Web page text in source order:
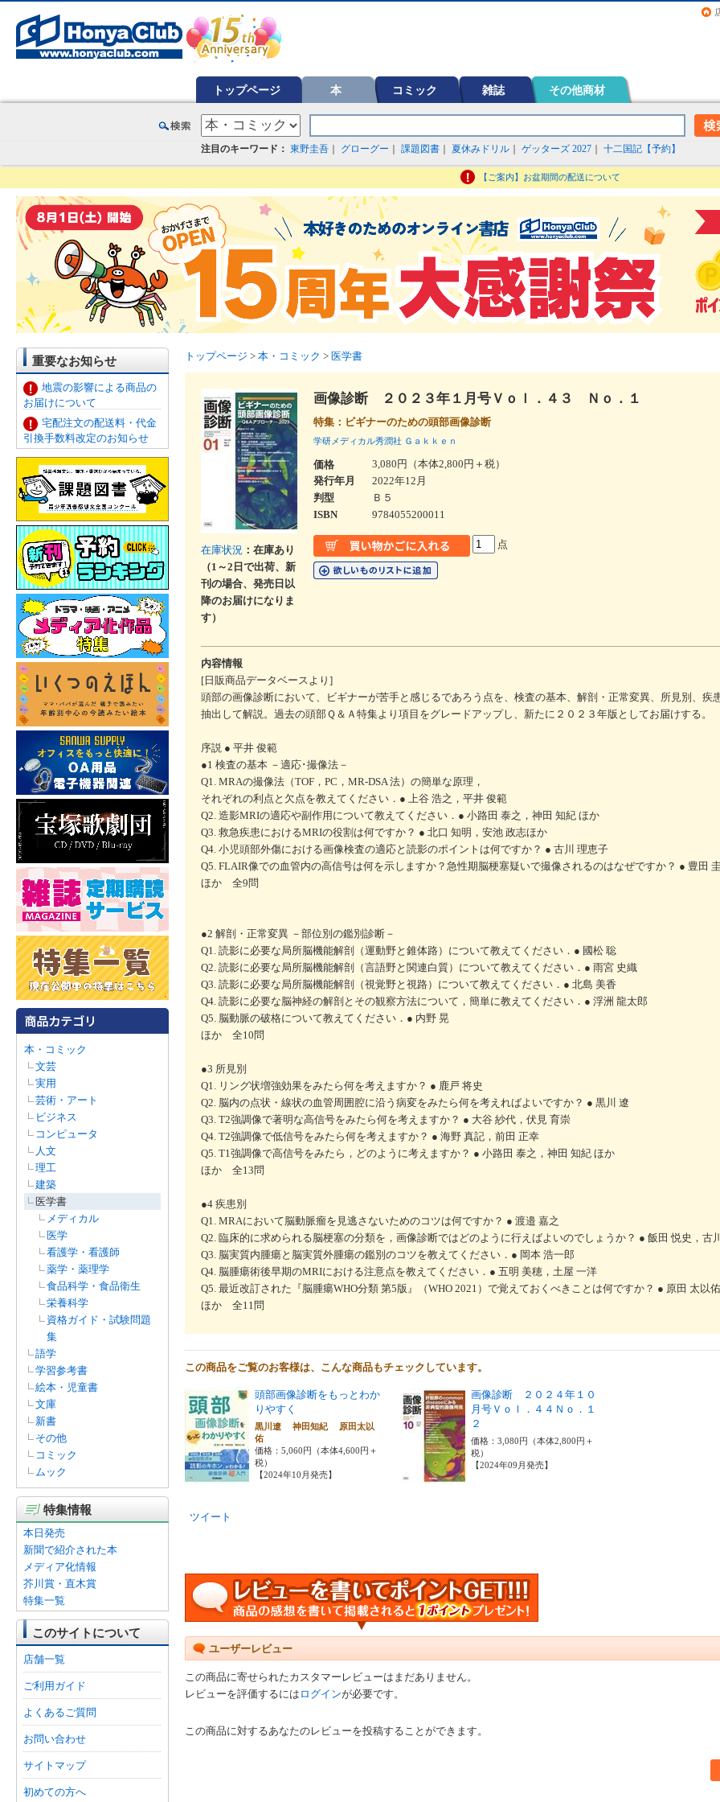
トップページ 本 コミック 雑誌 その他商材
注目のキーワード： 東野圭吾 グローグー 課題図書 夏休みドリル ゲッターズ 2027 十二国記【予約】
【ご案内】お盆期間の配送について
重要なお知らせ
地震の影響による商品の
お届けについて
宅配注文の配送料・代金
引換手数料改定のお知らせ
本・コミック
文芸
実用
芸術・アート
ビジネス
コンピュータ
人文
理工
建築
医学書
メディカル
医学
看護学・看護師
薬学・薬理学
食品科学・食品衛生
栄養科学
資格ガイド・試験問題
集
語学
学習参考書
絵本・児童書
文庫
新書
その他
コミック
ムック
特集情報
本日発売
新聞で紹介された本
メディア化情報
芥川賞・直木賞
特集一覧
このサイトについて
店舗一覧
ご利用ガイド
よくあるご質問
お問い合わせ
サイトマップ
初めての方へ
トップページ > 本・コミック > 医学書
在庫状況 ：在庫あり
（1～2日で出荷、新
刊の場合、発売日以
降のお届けになりま
す）
画像診断 ２０２３年１月号Ｖｏｌ．４３ Ｎｏ．１
特集：ビギナーのための頭部画像診断
学研メディカル秀潤社 Ｇａｋｋｅｎ
価格
3,080円（本体2,800円＋税）
発行年月
2022年12月
判型
Ｂ５
ISBN
9784055200011
点
内容情報
[日販商品データベースより]
頭部の画像診断において、ビギナーが苦手と感じるであろう点を、検査の基本、解剖・正常変異、所見別、疾
抽出して解説。過去の頭部Ｑ＆Ａ特集より項目をグレードアップし、新たに２０２３年版としてお届けする。
序説 ● 平井 俊範
●1 検査の基本 －適応･撮像法－
Q1. MRAの撮像法（TOF，PC，MR-DSA 法）の簡単な原理，
それぞれの利点と欠点を教えてください．● 上谷 浩之，平井 俊範
Q2. 造影MRIの適応や副作用について教えてください．● 小路田 泰之，神田 知紀 ほか
Q3. 救急疾患におけるMRIの役割は何ですか？ ● 北口 知明，安池 政志ほか
Q4. 小児頭部外傷における画像検査の適応と読影のポイントは何ですか？ ● 古川 理恵子
Q5. FLAIR像での血管内の高信号は何を示しますか？急性期脳梗塞疑いで撮像されるのはなぜですか？ ● 豊田
ほか 全9問
●2 解剖・正常変異 －部位別の鑑別診断－
Q1. 読影に必要な局所脳機能解剖（運動野と錐体路）について教えてください．● 國松 聡
Q2. 読影に必要な局所脳機能解剖（言語野と関連白質）について教えてください．● 雨宮 史織
Q3. 読影に必要な局所脳機能解剖（視覚野と視路）について教えてください．● 北島 美香
Q4. 読影に必要な脳神経の解剖とその観察方法について，簡単に教えてください．● 浮洲 龍太郎
Q5. 脳動脈の破格について教えてください．● 内野 晃
ほか 全10問
●3 所見別
Q1. リング状増強効果をみたら何を考えますか？ ● 鹿戸 将史
Q2. 脳内の点状・線状の血管周囲腔に沿う病変をみたら何を考えればよいですか？ ● 黒川 遼
Q3. T2強調像で著明な高信号をみたら何を考えますか？ ● 大谷 紗代，伏見 育崇
Q4. T2強調像で低信号をみたら何を考えますか？ ● 海野 真記，前田 正幸
Q5. T1強調像で高信号をみたら，どのように考えますか？ ● 小路田 泰之，神田 知紀 ほか
ほか 全13問
●4 疾患別
Q1. MRAにおいて脳動脈瘤を見逃さないためのコツは何ですか？ ● 渡邉 嘉之
Q2. 臨床的に求められる脳梗塞の分類を，画像診断ではどのように行えばよいのでしょうか？ ● 飯田 悦史，古
Q3. 脳実質内腫瘍と脳実質外腫瘍の鑑別のコツを教えてください．● 岡本 浩一郎
Q4. 脳腫瘍術後早期のMRIにおける注意点を教えてください．● 五明 美穂，土屋 一洋
Q5. 最近改訂された『脳腫瘍WHO分類 第5版』（WHO 2021）で覚えておくべきことは何ですか？ ● 原田 太以佑
ほか 全11問
この商品をご覧のお客様は、こんな商品もチェックしています。
頭部画像診断をもっとわか
りやすく
黒川遼 神田知紀 原田太以
佑
価格：5,060円（本体4,600円＋
税）
【2024年10月発売】
画像診断 ２０２４年１０
月号Ｖｏｌ．４４Ｎｏ．１
２
価格：3,080円（本体2,800円＋
税）
【2024年09月発売】
ツイート
ユーザーレビュー
この商品に寄せられたカスタマーレビューはまだありません。
レビューを評価するには ログインが必要です。
この商品に対するあなたのレビューを投稿することができます。